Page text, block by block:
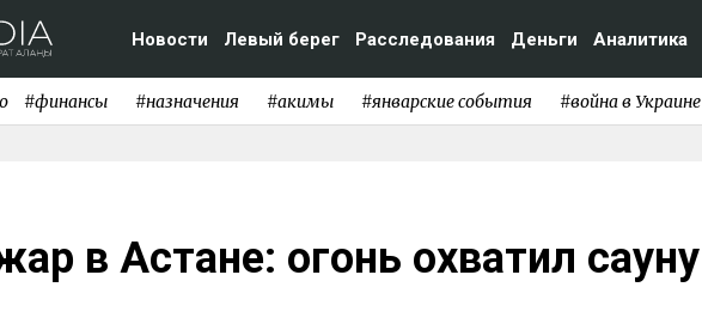
Новости Левый берег Расследования Деньги Аналитика
#финансы #назначения #акимы #январские события #война в Украине
в Астане: огонь охватил сауну